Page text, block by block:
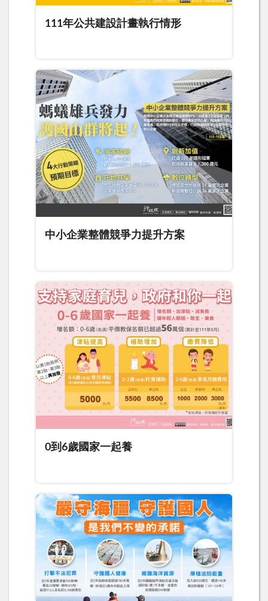
111年公共建設計畫執行情形
中小企業整體競爭力提升方案
0到6歲國家一起養